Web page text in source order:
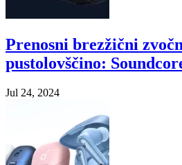
Prenosni brezžični
pustolovščino:
Jul 24, 2024